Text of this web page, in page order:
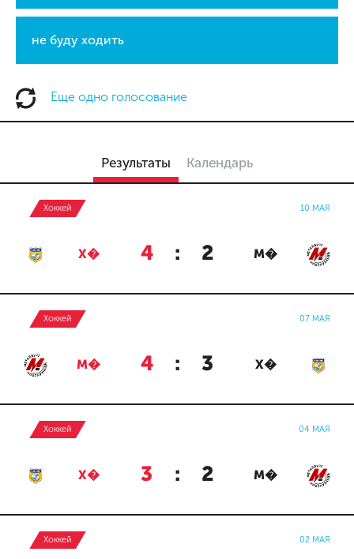
не буду ходить
Еще одно голосование
Результаты Календарь
Хоккей 10 МАЯ
Х� 4 : 2 М�
Хоккей 07 МАЯ
М� 4 : 3 Х�
Хоккей 04 МАЯ
Х� 3 : 2 М�
Хоккей 02 МАЯ